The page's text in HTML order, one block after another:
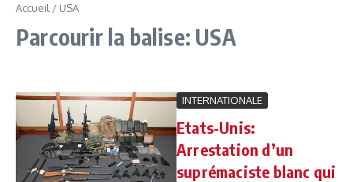
Accueil / USA
Parcourir la balise: USA
INTERNATIONALE
Etats-Unis:
Arrestation d’un
suprémaciste blanc qui